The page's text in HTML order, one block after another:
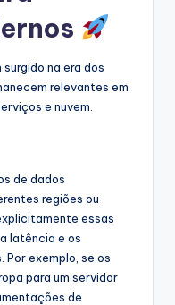
na era dos
relevantes em
e nuvem.
de dados
regiões ou
essas
latência e os
Por exemplo, se os
para um servidor
de